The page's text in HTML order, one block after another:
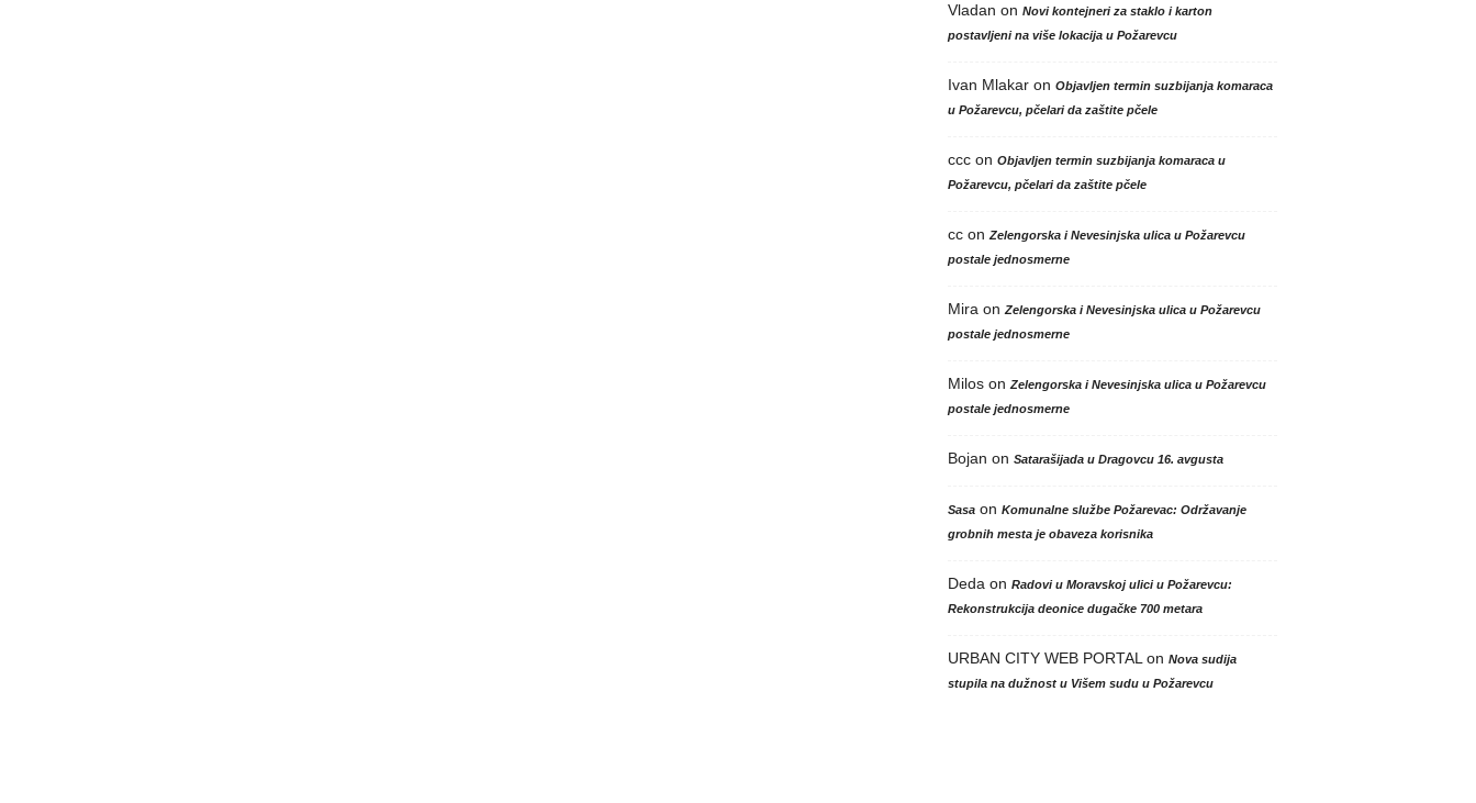
Vladan on Novi kontejneri za staklo i karton
postavljeni na više lokacija u Požarevcu
Ivan Mlakaron Objavljen termin suzbijanja komaraca
u Požarevcu, pčelari da zaštite pčele
cccon Objavljen termin suzbijanja komaraca u
Požarevcu, pčelari da zaštite pčele
ccon Zelengorska i Nevesinjska ulica u Požarevcu
postale jednosmerne
Mira on Zelengorska i Nevesinjska ulica u Požarevcu
postale jednosmerne
Miloson Zelengorska i Nevesinjska ulica u Požarevcu
postale jednosmerne
Bojan on Satarašijada u Dragovcu 16. avgusta
Sasaon Komunalne službe Požarevac: Održavanje
grobnih mesta je obaveza korisnika
Deda on Radovi u Moravskoj ulici u Požarevcu:
Rekonstrukcija deonice dugačke 700 metara
URBAN CITY WEB PORTAL on Nova sudija
stupila na dužnost u Višem sudu u Požarevcu